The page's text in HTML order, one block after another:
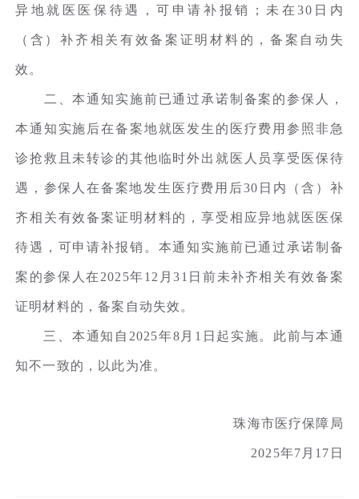
异地就医医保待遇，可申请补报销；未在30日内
（含）补齐相关有效备案证明材料的，备案自动失
效。
二、本通知实施前已通过承诺制备案的参保人，
本通知实施后在备案地就医发生的医疗费用参照非急
诊抢救且未转诊的其他临时外出就医人员享受医保待
遇，参保人在备案地发生医疗费用后30日内（含）补
齐相关有效备案证明材料的，享受相应异地就医医保
待遇，可申请补报销。本通知实施前已通过承诺制备
案的参保人在2025年12月31日前未补齐相关有效备案
证明材料的，备案自动失效。
三、本通知自2025年8月1日起实施。此前与本通
知不一致的，以此为准。
珠海市医疗保障局
2025年7月17日